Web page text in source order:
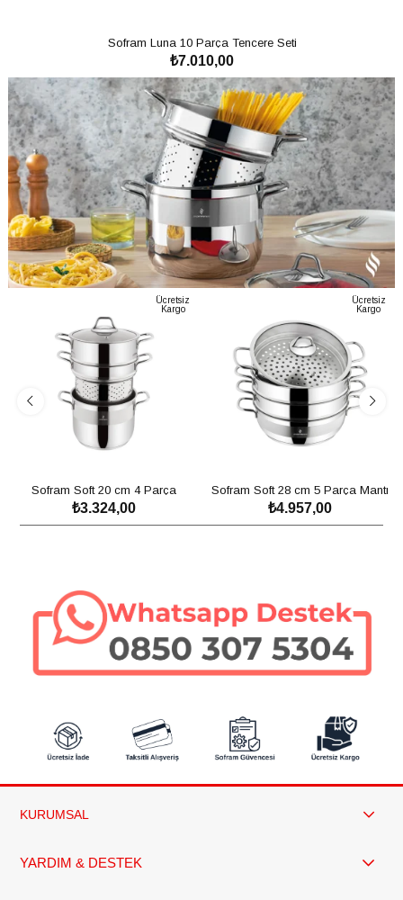
Sofram Luna 9 Parça Tencere Seti
₺6.708,00
SEPETE EKLE
Litre
Ücretsiz
Kargo
Sofram Venüs 8 Parça Tencere Seti
₺6.497,00
SEPETE EKLE
Ücretsiz
Kargo
Sofram Soft 20 cm 4 Parça
Spagetti ve Buharda Tencere Seti -
4,50 Litre
₺3.324,00
SEPETE EKLE
Ücretsiz
Kargo
Sofram Soft 28 cm 5 Parça Mantı
Tencere Seti - 5,30 Litre
₺4.957,00
SEPETE EKLE
KURUMSAL
YARDIM & DESTEK